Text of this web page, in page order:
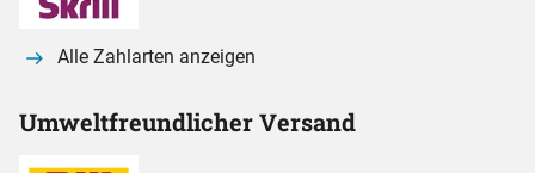
Alle Zahlarten anzeigen
Umweltfreundlicher Versand